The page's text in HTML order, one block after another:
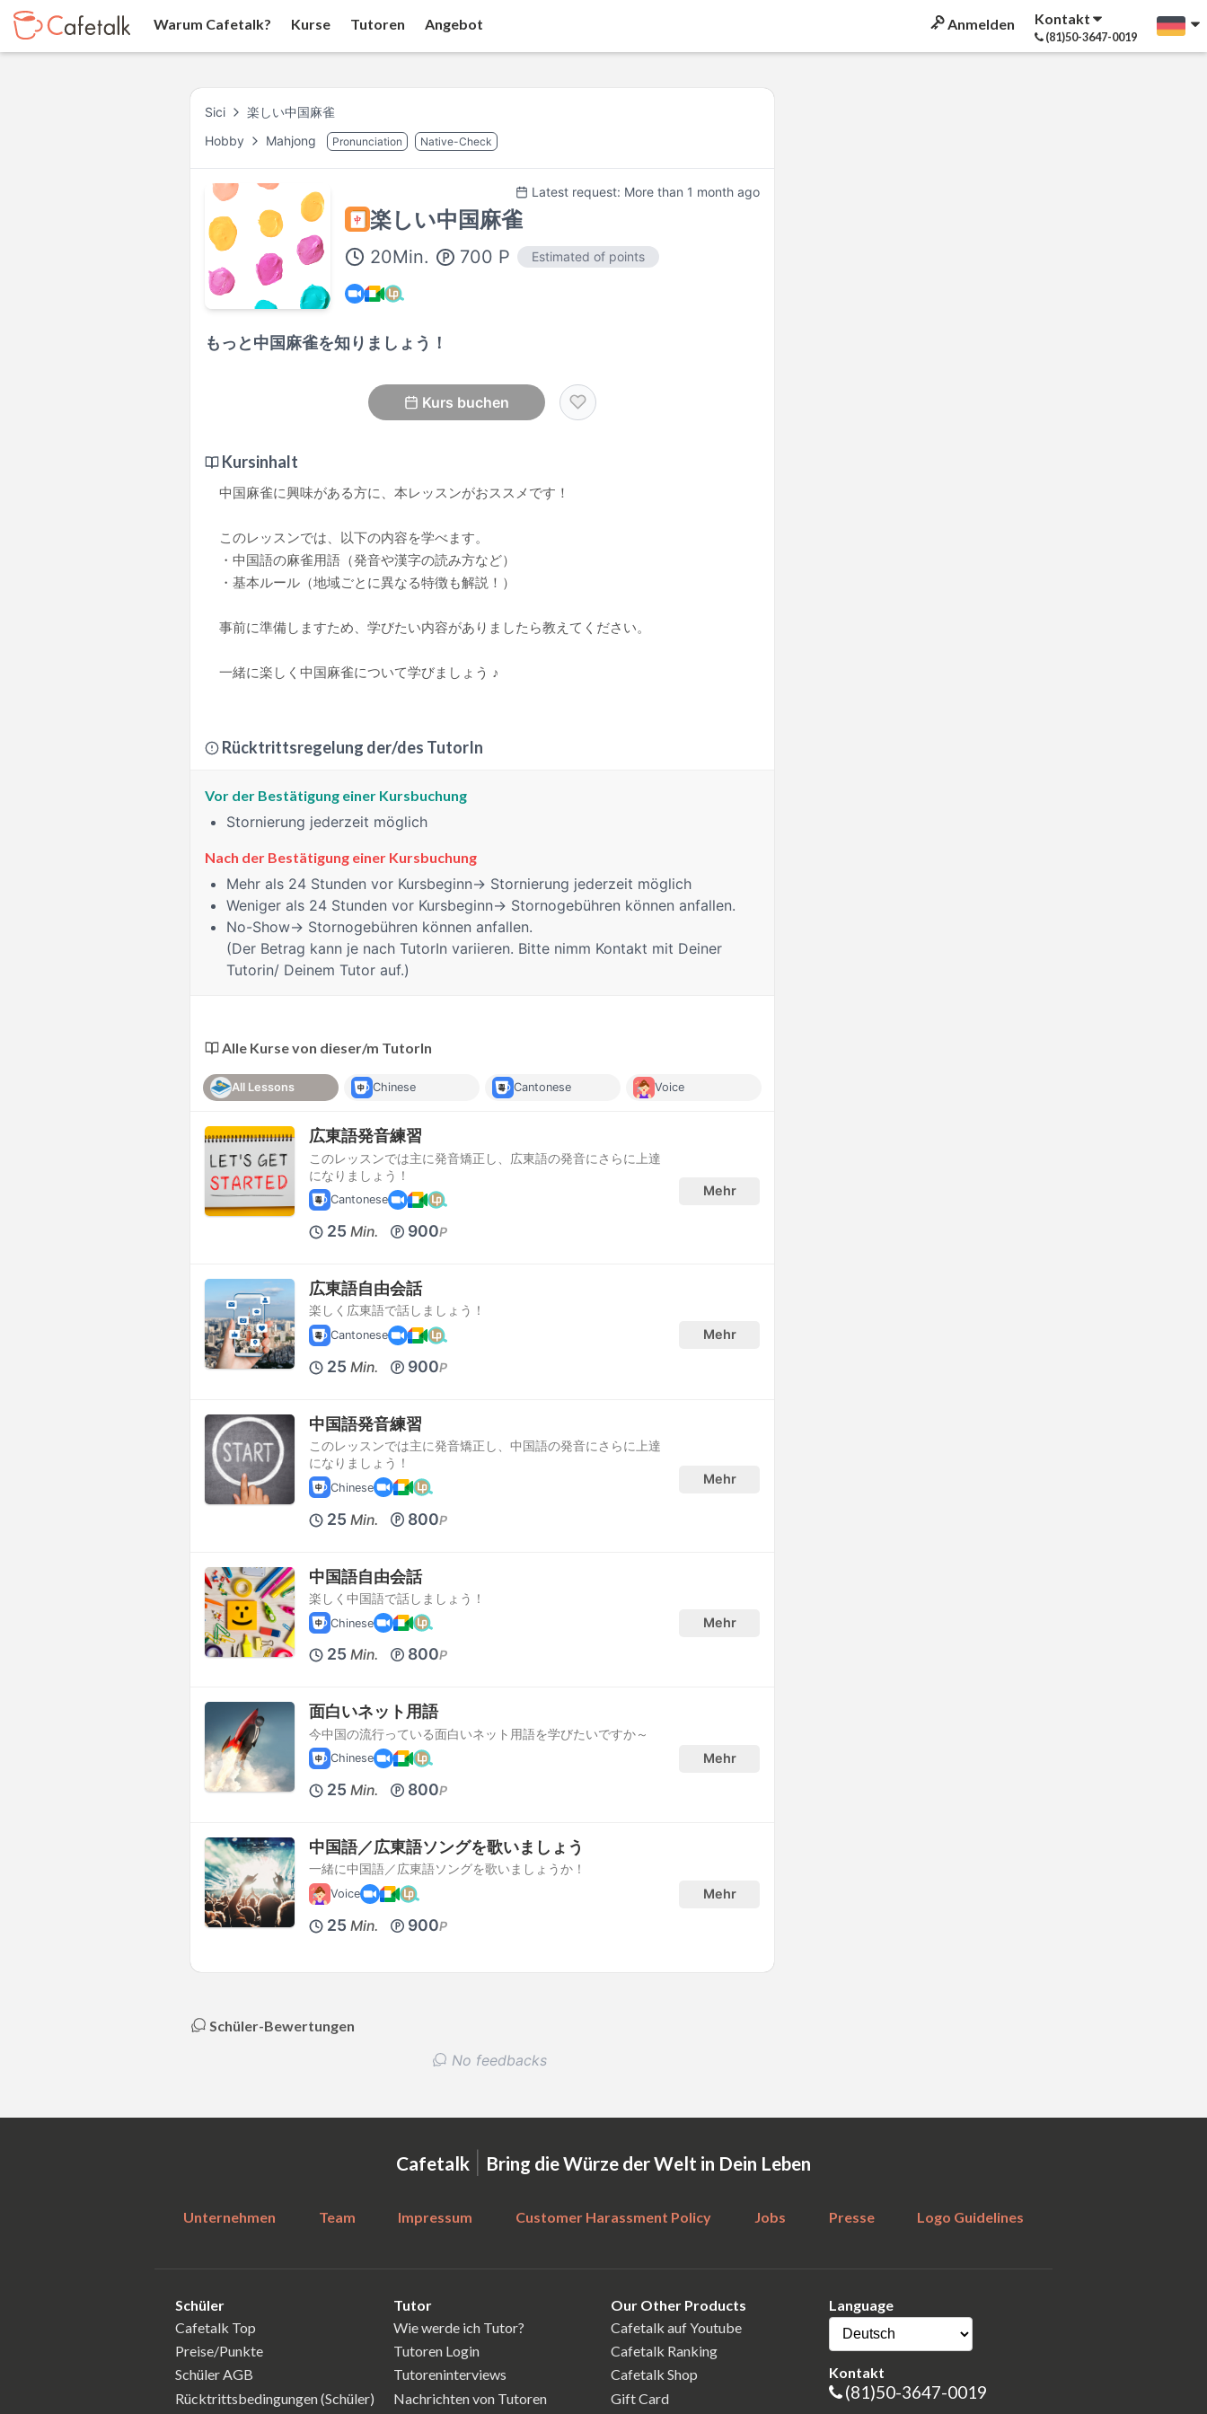
Warum Cafetalk? Kurse Tutoren Angebot Anmelden Kontakt
(81)50-3647-0019
Sici
楽しい中国麻雀
Hobby
Mahjong Pronunciation Native-Check
Latest request: More than 1 month ago
楽しい中国麻雀
20Min. 700 P Estimated of points
もっと中国麻雀を知りましょう！
Kurs buchen
Kursinhalt
中国麻雀に興味がある方に、本レッスンがおススメです！
このレッスンでは、以下の内容を学べます。
・中国語の麻雀用語（発音や漢字の読み方など）
・基本ルール（地域ごとに異なる特徴も解説！）
事前に準備しますため、学びたい内容がありましたら教えてください。
一緒に楽しく中国麻雀について学びましょう ♪
Rücktrittsregelung der/des TutorIn
Vor der Bestätigung einer Kursbuchung
Stornierung jederzeit möglich
Nach der Bestätigung einer Kursbuchung
Mehr als 24 Stunden vor Kursbeginn→ Stornierung jederzeit möglich
Weniger als 24 Stunden vor Kursbeginn→ Stornogebühren können anfallen.
No-Show→ Stornogebühren können anfallen.
(Der Betrag kann je nach TutorIn variieren. Bitte nimm Kontakt mit Deiner
Tutorin/ Deinem Tutor auf.)
Alle Kurse von dieser/m TutorIn
All Lessons Chinese Cantonese Voice
広東語発音練習
このレッスンでは主に発音矯正し、広東語の発音にさらに上達
になりましょう！
Cantonese
25 Min. 900P
Mehr
広東語自由会話
楽しく広東語で話しましょう！
Cantonese
25 Min. 900P
Mehr
中国語発音練習
このレッスンでは主に発音矯正し、中国語の発音にさらに上達
になりましょう！
Chinese
25 Min. 800P
Mehr
中国語自由会話
楽しく中国語で話しましょう！
Chinese
25 Min. 800P
Mehr
面白いネット用語
今中国の流行っている面白いネット用語を学びたいですか～
Chinese
25 Min. 800P
Mehr
中国語／広東語ソングを歌いましょう
一緒に中国語／広東語ソングを歌いましょうか！
Voice
25 Min. 900P
Mehr
Schüler-Bewertungen
No feedbacks
Cafetalk | Bring die Würze der Welt in Dein Leben
Unternehmen Team Impressum Customer Harassment Policy Jobs Presse Logo Guidelines
Schüler
Cafetalk Top
Preise/Punkte
Schüler AGB
Rücktrittsbedingungen (Schüler)
Tutor
Wie werde ich Tutor?
Tutoren Login
Tutoreninterviews
Nachrichten von Tutoren
Our Other Products
Cafetalk auf Youtube
Cafetalk Ranking
Cafetalk Shop
Gift Card
Language
Kontakt
(81)50-3647-0019